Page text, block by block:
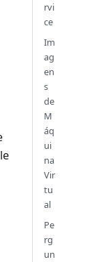
rvi
ce
Im
ag
en
s
de
M
áq
ui
na
Vir
tu
al
Pe
rg
un